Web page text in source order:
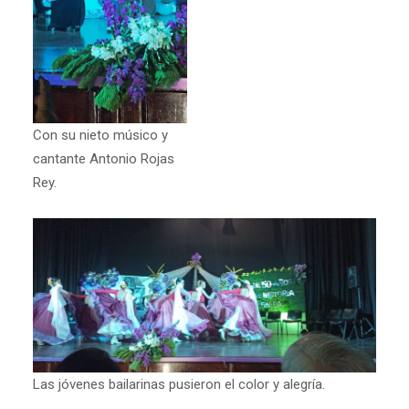
Con su nieto músico y
cantante Antonio Rojas
Rey.
Las jóvenes bailarinas pusieron el color y alegría.